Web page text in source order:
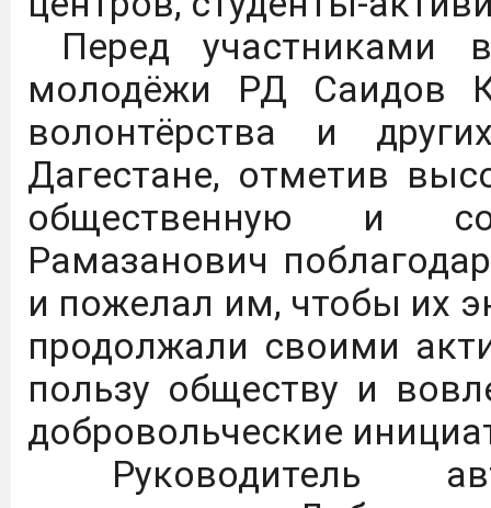
авиации. Подробнее
С 01.09.25 по 31.08.26
доступ к
"Просвещение" ЭБС
следующей ссылке:
Цифровые плакаты,
осмотрительности
телекоммуникационных
Перед участниками
молодёжи РД Саидов
волонтёрства и
Дагестане, отметив
общественную и
Рамазанович
и пожелал им, чтобы их
продолжали своими
пользу обществу и
добровольческие
Руководитель